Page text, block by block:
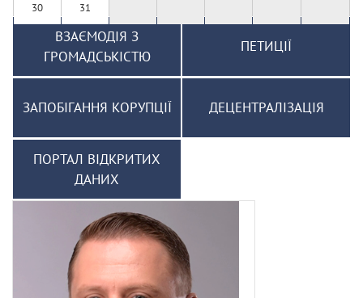
30 31
ВЗАЄМОДІЯ З
ГРОМАДСЬКІСТЮ
ПЕТИЦІЇ
ЗАПОБІГАННЯ КОРУПЦІЇ ДЕЦЕНТРАЛІЗАЦІЯ
ПОРТАЛ ВІДКРИТИХ
ДАНИХ